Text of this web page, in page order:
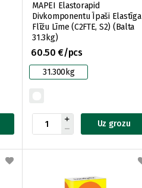
MAPEI Elastorapid
Divkomponentu Īpaši Elastīga
Flīžu Līme (C2FTE, S2) (Balta
31.3kg)
60.50 €/pcs
31.300kg
Uz grozu